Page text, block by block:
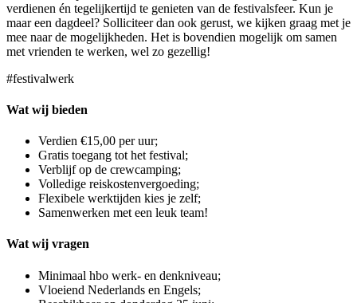
verdienen én tegelijkertijd te genieten van de festivalsfeer. Kun je
maar een dagdeel? Solliciteer dan ook gerust, we kijken graag met je
mee naar de mogelijkheden. Het is bovendien mogelijk om samen
met vrienden te werken, wel zo gezellig!
#festivalwerk
Wat wij bieden
Verdien €15,00 per uur;
Gratis toegang tot het festival;
Verblijf op de crewcamping;
Volledige reiskostenvergoeding;
Flexibele werktijden kies je zelf;
Samenwerken met een leuk team!
Wat wij vragen
Minimaal hbo werk- en denkniveau;
Vloeiend Nederlands en Engels;